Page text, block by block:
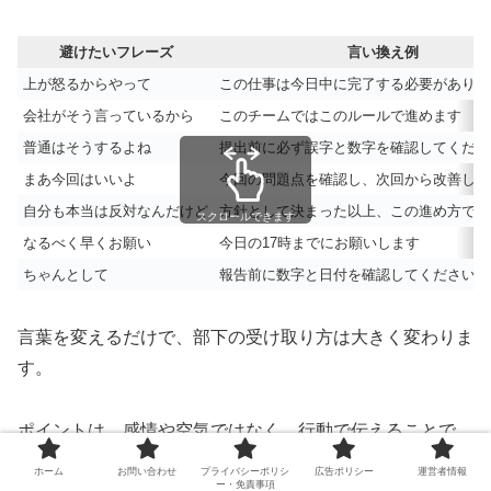
避けたいフレーズ
言い換え例
上が怒るからやって
この仕事は今日中に完了する必要があり
会社がそう言っているから
このチームではこのルールで進めます
普通はそうするよね
提出前に必ず誤字と数字を確認してくだ
まあ今回はいいよ
今回の問題点を確認し、次回から改善し
自分も本当は反対なんだけど
方針として決まった以上、この進め方で
なるべく早くお願い
今日の17時までにお願いします
ちゃんとして
報告前に数字と日付を確認してください
スクロールできます
言葉を変えるだけで、部下の受け取り方は大きく変わりま
す。
ポイントは、感情や空気ではなく、行動で伝えることで
す。
ホーム お問い合わせ
プライバシーポリシ
ー・免責事項
広告ポリシー 運営者情報